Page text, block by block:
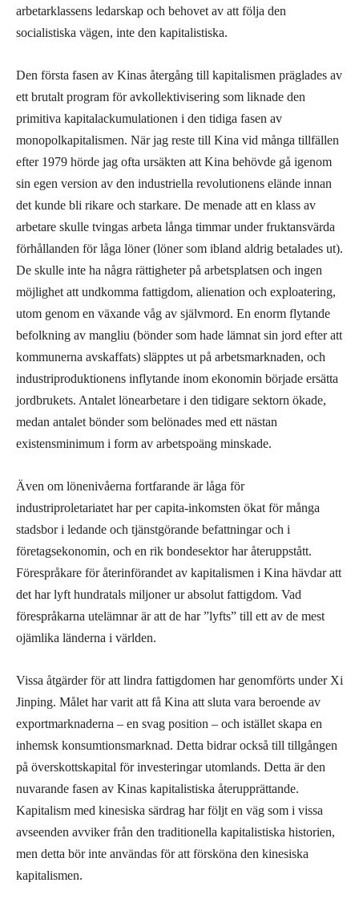
arbetarklassens ledarskap och behovet av att följa den
socialistiska vägen, inte den kapitalistiska.
Den första fasen av Kinas återgång till kapitalismen präglades av
ett brutalt program för avkollektivisering som liknade den
primitiva kapitalackumulationen i den tidiga fasen av
monopolkapitalismen. När jag reste till Kina vid många tillfällen
efter 1979 hörde jag ofta ursäkten att Kina behövde gå igenom
sin egen version av den industriella revolutionens elände innan
det kunde bli rikare och starkare. De menade att en klass av
arbetare skulle tvingas arbeta långa timmar under fruktansvärda
förhållanden för låga löner (löner som ibland aldrig betalades ut).
De skulle inte ha några rättigheter på arbetsplatsen och ingen
möjlighet att undkomma fattigdom, alienation och exploatering,
utom genom en växande våg av självmord. En enorm flytande
befolkning av mangliu (bönder som hade lämnat sin jord efter att
kommunerna avskaffats) släpptes ut på arbetsmarknaden, och
industriproduktionens inflytande inom ekonomin började ersätta
jordbrukets. Antalet lönearbetare i den tidigare sektorn ökade,
medan antalet bönder som belönades med ett nästan
existensminimum i form av arbetspoäng minskade.
Även om lönenivåerna fortfarande är låga för
industriproletariatet har per capita-inkomsten ökat för många
stadsbor i ledande och tjänstgörande befattningar och i
företagsekonomin, och en rik bondesektor har återuppstått.
Förespråkare för återinförandet av kapitalismen i Kina hävdar att
det har lyft hundratals miljoner ur absolut fattigdom. Vad
förespråkarna utelämnar är att de har ”lyfts” till ett av de mest
ojämlika länderna i världen.
Vissa åtgärder för att lindra fattigdomen har genomförts under Xi
Jinping. Målet har varit att få Kina att sluta vara beroende av
exportmarknaderna – en svag position – och istället skapa en
inhemsk konsumtionsmarknad. Detta bidrar också till tillgången
på överskottskapital för investeringar utomlands. Detta är den
nuvarande fasen av Kinas kapitalistiska återupprättande.
Kapitalism med kinesiska särdrag har följt en väg som i vissa
avseenden avviker från den traditionella kapitalistiska historien,
men detta bör inte användas för att försköna den kinesiska
kapitalismen.